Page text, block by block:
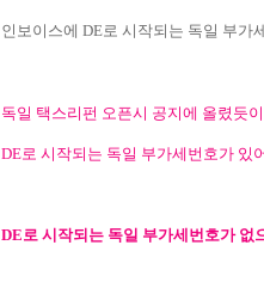
인보이스에 DE로 시작되는 독일 부가
독일 택스리펀 오픈시 공지에 올렸듯이
DE로 시작되는 독일 부가세번호가 있
DE로 시작되는 독일 부가세번호가 없